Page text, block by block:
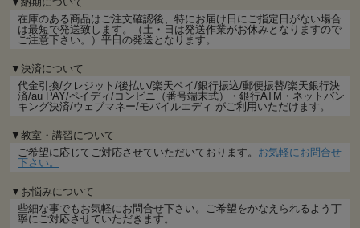
在庫のある商品はご注文確認後、特にお届け日にご指定日がない場合
は最短で発送致します。（土・日は発送作業がお休みとなりますので
ご注意下さい。）平日の発送となります。
▼決済について
代金引換/クレジット/後払い/楽天ペイ/銀行振込/郵便振替/楽天銀行決
済/au PAY/ペイディ/コンビニ（番号端末式）・銀行ATM・ネットバン
キング決済/ウェブマネー/モバイルエディ がご利用いただけます。
▼教室・講習について
ご希望に応じてご対応させていただいております。 お気軽にお問合せ
下さい。
▼お悩みについて
些細な事でもお気軽にお問合せ下さい。ご希望をかなえられるよう丁
寧にご対応させていただきます。